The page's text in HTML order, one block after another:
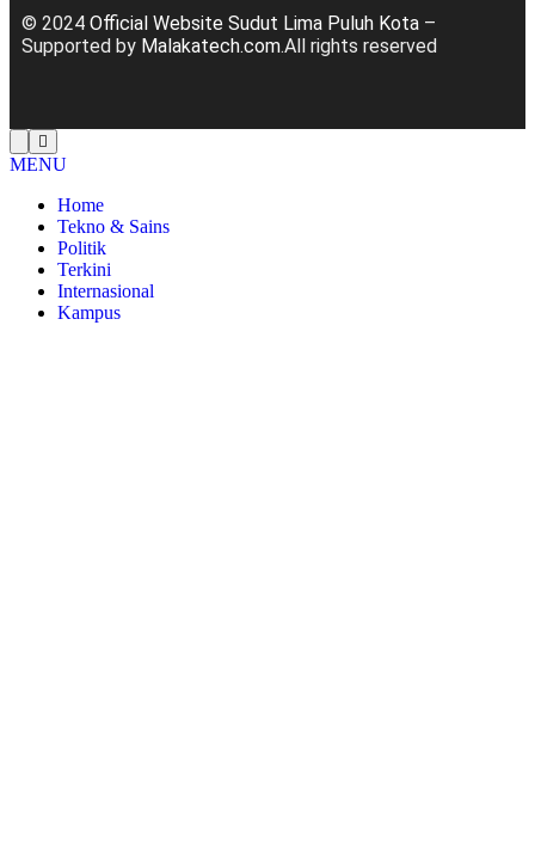
© 2024 Official Website Sudut Lima Puluh Kota –
Supported by Malakatech.com.All rights reserved
MENU
Home
Tekno & Sains
Politik
Terkini
Internasional
Kampus